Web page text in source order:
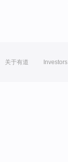
关于有道 Investors